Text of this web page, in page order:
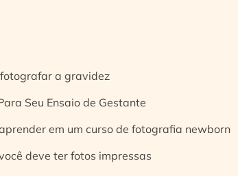
a gravidez
Seu Ensaio de Gestante
em um curso de fotografia newborn
deve ter fotos impressas